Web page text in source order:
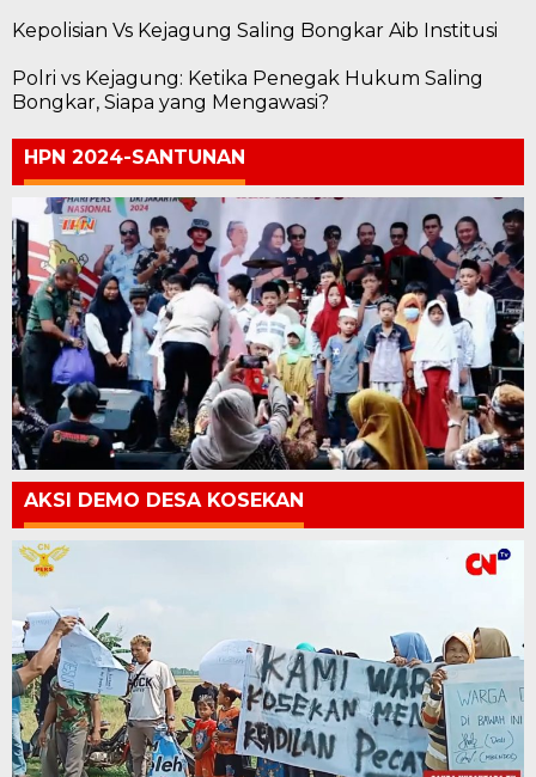
Kepolisian Vs Kejagung Saling Bongkar Aib Institusi
Polri vs Kejagung: Ketika Penegak Hukum Saling
Bongkar, Siapa yang Mengawasi?
HPN 2024-SANTUNAN
AKSI DEMO DESA KOSEKAN